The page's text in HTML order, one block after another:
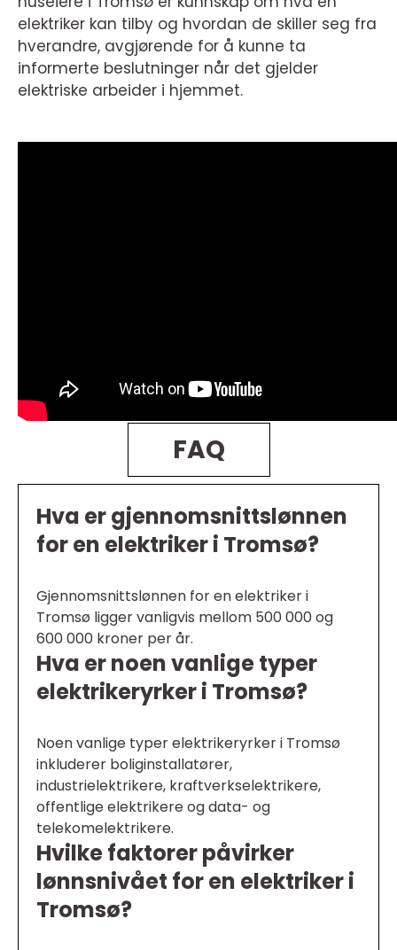
elektriker kan tilby og hvordan de skiller seg fra
hverandre, avgjørende for å kunne ta
informerte beslutninger når det gjelder
elektriske arbeider i hjemmet.
FAQ
Hva er gjennomsnittslønnen
for en elektriker i Tromsø?
Gjennomsnittslønnen for en elektriker i
Tromsø ligger vanligvis mellom 500 000 og
600 000 kroner per år.
Hva er noen vanlige typer
elektrikeryrker i Tromsø?
Noen vanlige typer elektrikeryrker i Tromsø
inkluderer boliginstallatører,
industrielektrikere, kraftverkselektrikere,
offentlige elektrikere og data- og
telekomelektrikere.
Hvilke faktorer påvirker
lønnsnivået for en elektriker i
Tromsø?